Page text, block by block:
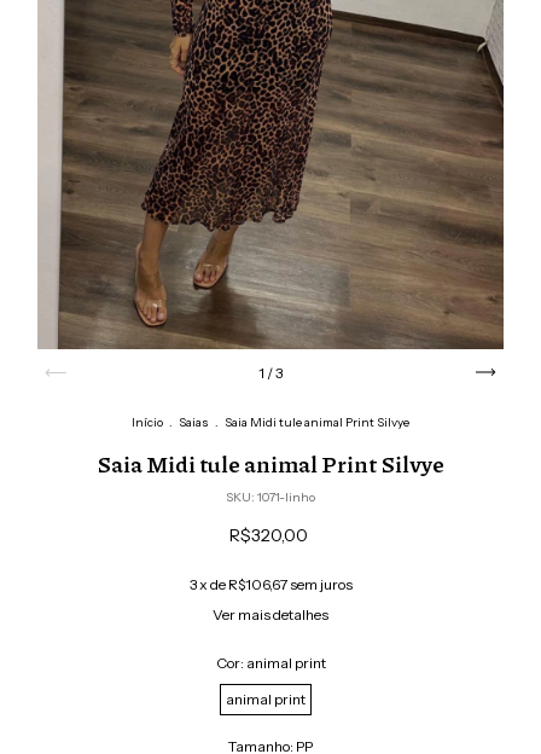
1 /3
Início . Saias . Saia Midi tule animal Print Silvye
Saia Midi tule animal Print Silvye
SKU: 1071-linho
R$320,00
3x de R$106,67sem juros
Ver mais detalhes
Cor: animal print
animal print
Tamanho: PP